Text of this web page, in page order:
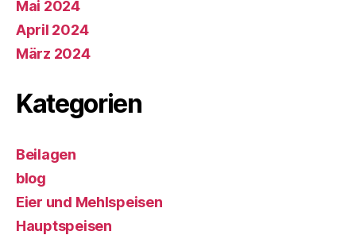
Mai 2024
April 2024
März 2024
Kategorien
Beilagen
blog
Eier und Mehlspeisen
Hauptspeisen